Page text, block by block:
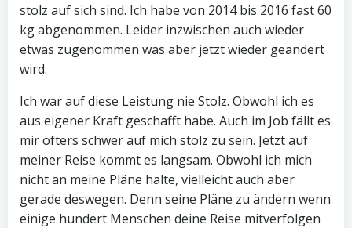
stolz auf sich sind. Ich habe von 2014 bis 2016 fast 60
kg abgenommen. Leider inzwischen auch wieder
etwas zugenommen was aber jetzt wieder geändert
wird.
Ich war auf diese Leistung nie Stolz. Obwohl ich es
aus eigener Kraft geschafft habe. Auch im Job fällt es
mir öfters schwer auf mich stolz zu sein. Jetzt auf
meiner Reise kommt es langsam. Obwohl ich mich
nicht an meine Pläne halte, vielleicht auch aber
gerade deswegen. Denn seine Pläne zu ändern wenn
einige hundert Menschen deine Reise mitverfolgen